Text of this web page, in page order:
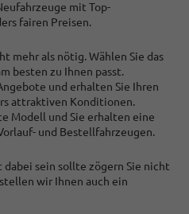
mit Top-
fairen Preisen.
mehr als nötig. Wählen Sie das
besten zu Ihnen passt.
und erhalten Sie Ihren
attraktiven Konditionen.
Modell und Sie erhalten eine
und Bestellfahrzeugen.
dabei sein sollte zögern Sie nicht
wir Ihnen auch ein